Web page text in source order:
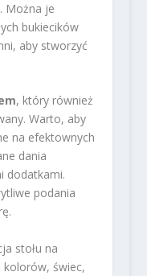
Można je
bukiecików
aby stworzyć
, który również
Warto, aby
na efektownych
dania
dodatkami.
podania
stołu na
kolorów, świec,